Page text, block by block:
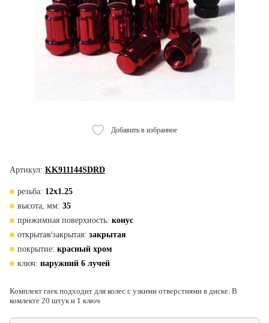
Добавить в избранное
Артикул: KK911144SDRD
резьба: 12х1.25
высота, мм: 35
прижимная поверхность: конус
открытая/закрытая: закрытая
покрытие: красный хром
ключ: наружний 6 лучей
Комплект гаек подходит для колес с узкими отверстиями в диске. В
комлекте 20 штук и 1 ключ